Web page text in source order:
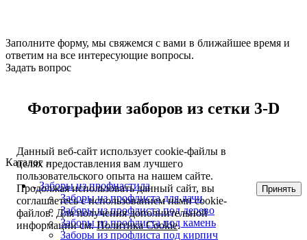
Заполните форму, мы свяжемся с вами в ближайшее время и
ответим на все интересующие вопросы.
Задать вопрос
Фотографии заборов из сетки 3-D
Каталог
Заборы из профнастила
Заборы из профлиста для дачи
Заборы из профлиста под дерево
Заборы из профлиста под камень
Заборы из профлиста под кирпич
Данный веб-сайт использует cookie-файлы в
целях предоставления вам лучшего
пользовательского опыта на нашем сайте.
Продолжая использовать данный сайт, вы
соглашаетесь с использованием нами cookie-
файлов. Для получения дополнительной
информации см.Политика Cookie.
Принять